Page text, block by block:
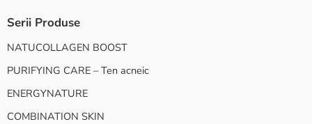
Serii Produse
NATUCOLLAGEN BOOST
PURIFYING CARE – Ten acneic
ENERGYNATURE
COMBINATION SKIN